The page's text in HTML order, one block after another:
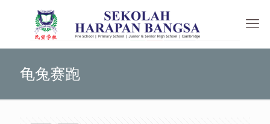
龟兔赛跑